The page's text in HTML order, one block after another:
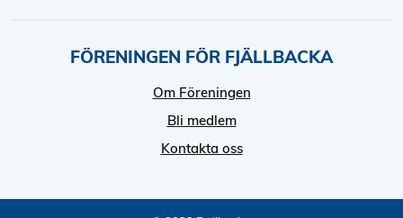
FÖRENINGEN FÖR FJÄLLBACKA
Om Föreningen
Bli medlem
Kontakta oss